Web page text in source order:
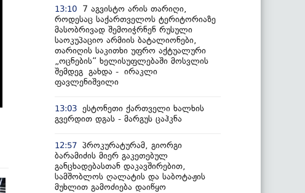
13:10
7 აგვისტო არის თარიღი,
როდესაც საქართველოს ტერიტორიაზე
მასობრივად შემოიჭრნენ რუსული
საოკუპაციო არმიის ბატალიონები,
თარიღის საკითხი უფრო აქტუალური
„ოცნების“ ხელისუფლებაში მოსვლის
შემდეგ გახდა - ირაკლი
ფავლენიშვილი
13:03 ესტონეთი ქართველი ხალხის
გვერდით დგას - მარგუს ცაჰკნა
12:57 პროკურატურამ, გიორგი
ბარამიძის მიერ გაკეთებულ
განცხადებასთან დაკავშირებით,
სამშობლოს ღალატის და საბოტაჟის
მუხლით გამოძიება დაიწყო